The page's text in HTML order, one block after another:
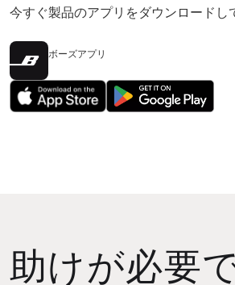
今すぐ製品のアプリをダウンロードし
ボーズアプリ
助けが必要